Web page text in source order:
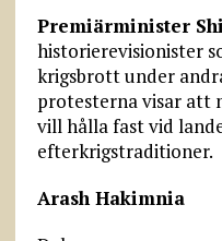
Premiärminister
historierevisionister
krigsbrott under
protesterna visar att
vill hålla fast vid
efterkrigstraditioner.
Arash Hakimnia